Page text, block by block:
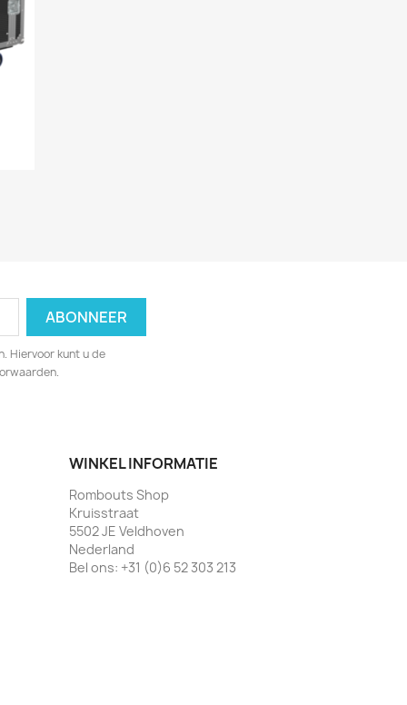
Hiervoor kunt u de
WINKEL INFORMATIE
Rombouts Shop
Kruisstraat
5502 JE Veldhoven
Nederland
Bel ons: +31 (0)6 52 303 213